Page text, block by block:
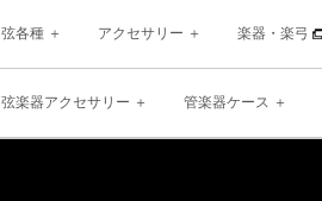
弦各種 アクセサリー 楽器・楽弓
弦楽器アクセサリー 管楽器ケース